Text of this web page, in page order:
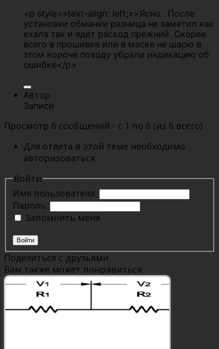
<p style=»text-align: left;»>Ясно. После
установки обманки разница не заметил как
ехала так и едет расход прежний. Скорее
всего в прошивке или в маске не шарю в
этом короче походу убрали индикацию об
ошибке</p>
Автор
Записи
Просмотр 6 сообщений - с 1 по 6 (из 6 всего)
Для ответа в этой теме необходимо
авторизоваться.
Войти
Имя пользователя:
Пароль:
Запомнить меня
Войти
Поделиться с друзьями
Вам также может понравиться